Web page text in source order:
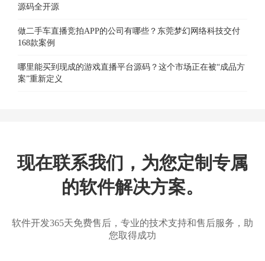
源码全开源
做二手车直播竞拍APP的公司有哪些？东莞梦幻网络科技交付
168款案例
哪里能买到现成的游戏直播平台源码？这个市场正在被“成品方
案”重新定义
现在联系我们，为您定制专属
的软件解决方案。
软件开发365天免费售后，专业的技术支持和售后服务，助
您取得成功